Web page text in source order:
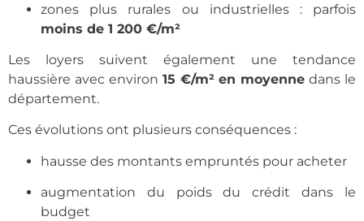
zones plus rurales ou industrielles : parfois
moins de 1 200 €/m²
Les loyers suivent également une tendance
haussière avec environ 15 €/m² en moyenne dans le
département.
Ces évolutions ont plusieurs conséquences :
hausse des montants empruntés pour acheter
augmentation du poids du crédit dans le
budget